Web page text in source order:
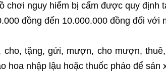
chơi nguy hiểm bị cấm được quy định
đồng đến 10.000.000 đồng đối với
cho, tặng, gửi, mượn, cho mượn,
hoa nhập lậu hoặc thuốc pháo để sản